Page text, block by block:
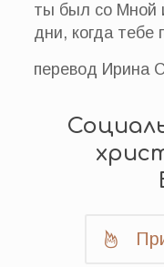
ты был со Мной
дни, когда тебе
перевод Ирина